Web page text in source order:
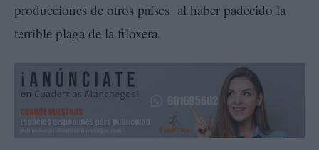
producciones de otros países al haber padecido la
terrible plaga de la filoxera.